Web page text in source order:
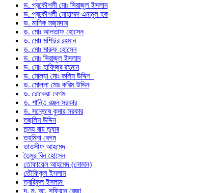
ড. প্রকৌশলী মোঃ সিরাজুল ইসলাম
ড. প্রকৌশলী মোহাম্মদ এনামুল হক
ড. মানিক মজুমদার
ড. মোঃ আলতাফ হোসেন
ড. মোঃ মশিউর রহমান
ড. মোঃ মারুফ হোসেন
ড. মোঃ সিরাজুল ইসলাম
ড. মোঃ হাফিজুর রহমান
ড. মোল্যা মোঃ কলিম উদ্দিন
ড. মোল্লা মোঃ করিম উদ্দিন
ড. রোকেয়া বেগম
ড. শান্তি রঞ্জন সরকার
ড. সন্তোষ কুমার সরকার
তছলিম উদ্দিন
তন্ময় রায় তুষার
তহমিনা বেগম
তাওসীফ আহমেদ
তৈমুর বিন হোসেন
তোফায়েল আহমেদ (নোমান)
তৌফিকুল ইসলাম
ত্বরিকুল ইসলাম
দ. ম. আ. সুফিয়ান রেজা